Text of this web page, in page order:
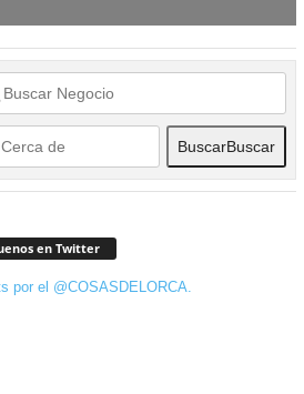
BuscarBuscar
en Twitter
por el @COSASDELORCA.